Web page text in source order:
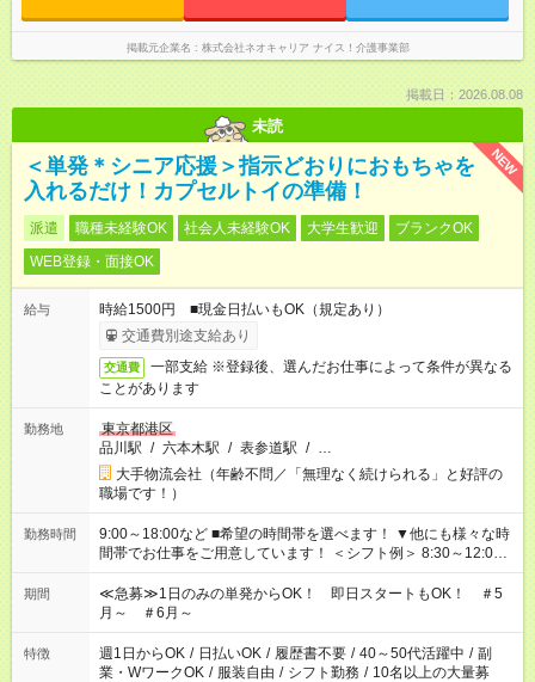
掲載元企業名 株式会社ネオキャリア ナイス！介護事業部
掲載日：2026.08.08
未読
NEW
＜単発＊シニア応援＞指示どおりにおもちゃを
入れるだけ！カプセルトイの準備！
派遣 職種未経験OK 社会人未経験OK 大学生歓迎
ブランクOK
WEB登録・面接OK
給与
時給1500円 ■現金日払いもOK（規定あり）
交通費別途支給あり
交通費
一部支給 ※登録後、選んだお仕事によって条件が異なる
ことがあります
勤務地
東京都港区
品川駅 / 六本木駅 / 表参道駅 / …
大手物流会社（年齢不問／「無理なく続けられる」と好評の
職場です！）
勤務時間
9:00～18:00など ■希望の時間帯を選べます！ ▼他にも様々な時
間帯でお仕事をご用意しています！ ＜シフト例＞ 8:30～12:00
17:00～22:00 13:00～22:00 22:00～翌6:00 など
期間
≪急募≫1日のみの単発からOK！ 即日スタートもOK！ ＃5
月～ ＃6月～
特徴 週1日からOK / 日払いOK / 履歴書不要 / 40～50代活躍中 / 副
業・WワークOK / 服装自由 / シフト勤務 / 10名以上の大量募